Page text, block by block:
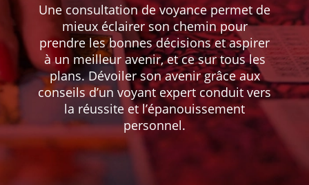
Une consultation de voyance permet de
mieux éclairer son chemin pour
prendre les bonnes décisions et aspirer
à un meilleur avenir, et ce sur tous les
plans. Dévoiler son avenir grâce aux
conseils d’un voyant expert conduit vers
la réussite et l’épanouissement
personnel.